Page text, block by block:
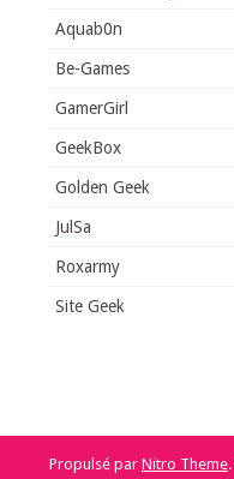
Aquab0n
Be-Games
GamerGirl
GeekBox
Golden Geek
JulSa
Roxarmy
Site Geek
Propulsé par Nitro Theme.